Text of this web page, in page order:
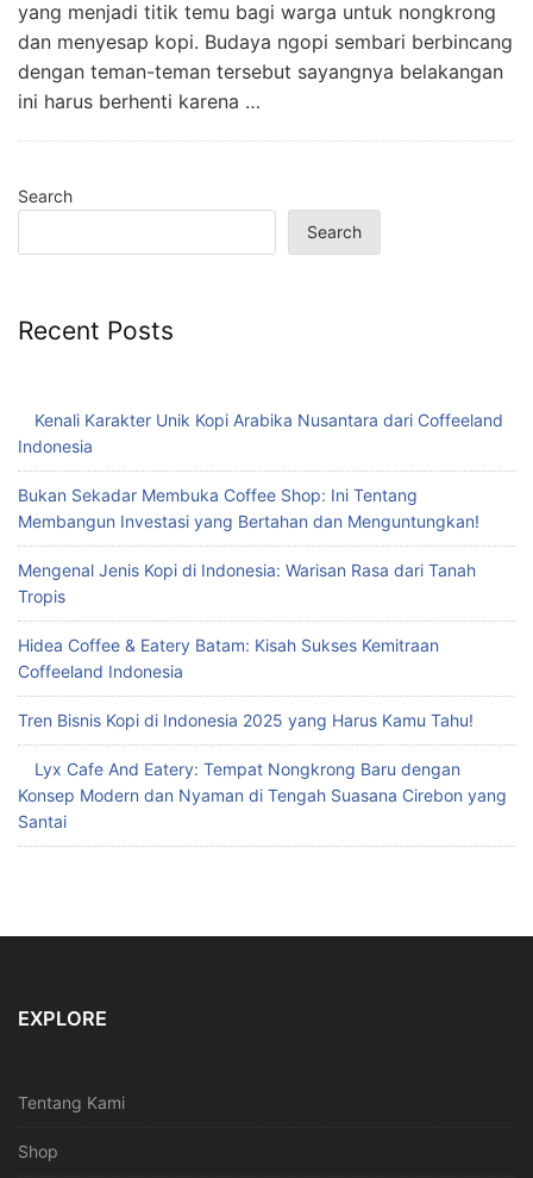
yang menjadi titik temu bagi warga untuk nongkrong
dan menyesap kopi. Budaya ngopi sembari berbincang
dengan teman-teman tersebut sayangnya belakangan
ini harus berhenti karena …
Search
Search
Recent Posts
Kenali Karakter Unik Kopi Arabika Nusantara dari Coffeeland
Indonesia
Bukan Sekadar Membuka Coffee Shop: Ini Tentang
Membangun Investasi yang Bertahan dan Menguntungkan!
Mengenal Jenis Kopi di Indonesia: Warisan Rasa dari Tanah
Tropis
Hidea Coffee & Eatery Batam: Kisah Sukses Kemitraan
Coffeeland Indonesia
Tren Bisnis Kopi di Indonesia 2025 yang Harus Kamu Tahu!
Lyx Cafe And Eatery: Tempat Nongkrong Baru dengan
Konsep Modern dan Nyaman di Tengah Suasana Cirebon yang
Santai
EXPLORE
Tentang Kami
Shop